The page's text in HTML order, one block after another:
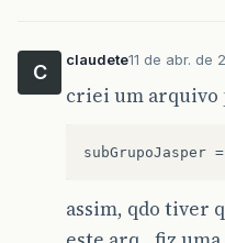
C
claudete11 de abr. de
criei um arquivo
assim, qdo tiver